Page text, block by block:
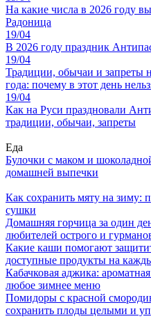
На какие числа в 2026 году
Радоница
19/04
В 2026 году праздник
19/04
Традиции, обычаи и запреты
года: почему в этот день
19/04
Как на Руси праздновали
традиции, обычаи, запреты
Еда
Булочки с маком и
домашней выпечки
Как сохранить мяту на зиму:
сушки
Домашняя горчица за один
любителей острого и
Какие каши помогают
доступные продукты на
Кабачковая аджика:
любое зимнее меню
Помидоры с красной
сохранить плоды целыми и